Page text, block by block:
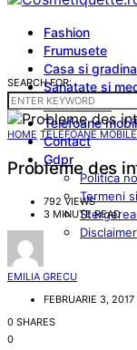
Fashion
Frumusete
Casa si gradina
Sanatate si
Cum sa fac
Telefoane
Contact
Gdpr
Politica
Termeni
Disclaimer
SEARCH FOR:
HOME TELEFOANE MOBILE
Probleme des
792 VIEWS
3 MINUTE READ
EMILIA GRECU
FEBRUARIE 3, 2017
0 SHARES
0